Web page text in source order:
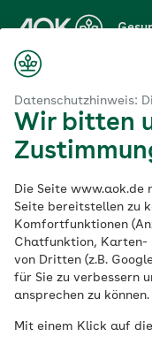
Datenschutzhinweis:
Wir bitten
Die Seite
Seite bereitstellen zu
Komfortfunktionen
Chatfunktion, Karten-
von Dritten (z.B.
für Sie zu verbessern
ansprechen zu können.
Mit einem Klick auf
Hauptinhalt
springen
Wie
Trauma?